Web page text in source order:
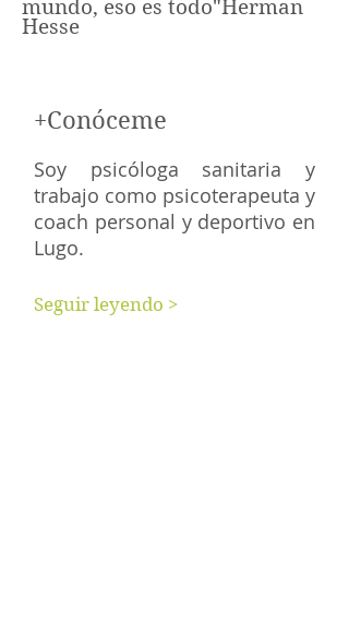
+Conóceme
Soy psicóloga sanitaria y
trabajo como psicoterapeuta y
coach personal y deportivo en
Lugo.
Seguir leyendo >
mundo, eso es todo"Herman
Hesse